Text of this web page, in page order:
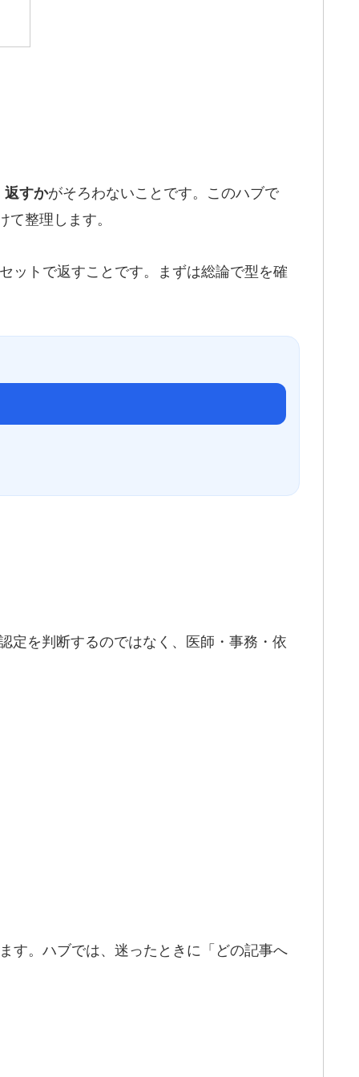
返すかがそろわないことです。このハブで
て整理します。
ットで返すことです。まずは総論で型を確
定を判断するのではなく、医師・事務・依
す。ハブでは、迷ったときに「どの記事へ